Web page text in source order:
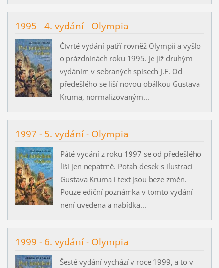
1995 - 4. vydání - Olympia
Čtvrté vydání patří rovněž Olympii a vyšlo
o prázdninách roku 1995. Je již druhým
vydáním v sebraných spisech J.F. Od
předešlého se liší novou obálkou Gustava
Kruma, normalizovaným...
1997 - 5. vydání - Olympia
Páté vydání z roku 1997 se od předešlého
liší jen nepatrně. Potah desek s ilustrací
Gustava Kruma i text jsou beze změn.
Pouze ediční poznámka v tomto vydání
není uvedena a nabídka...
1999 - 6. vydání - Olympia
Šesté vydání vychází v roce 1999, a to v